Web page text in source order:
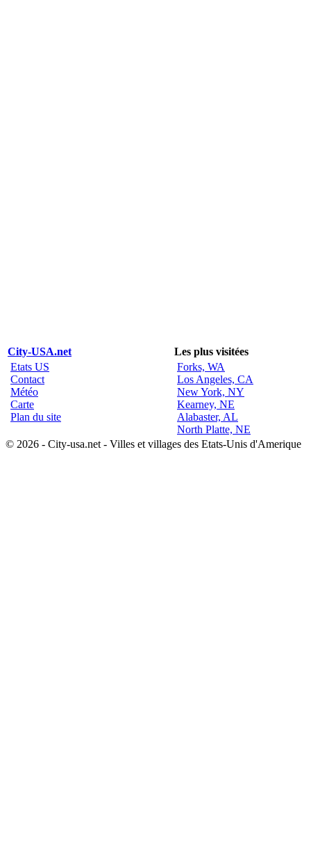
City-USA.net
Les plus visitées
Etats US
Contact
Météo
Carte
Plan du site
Forks, WA
Los Angeles, CA
New York, NY
Kearney, NE
Alabaster, AL
North Platte, NE
© 2026 - City-usa.net - Villes et villages des Etats-Unis d'Amerique